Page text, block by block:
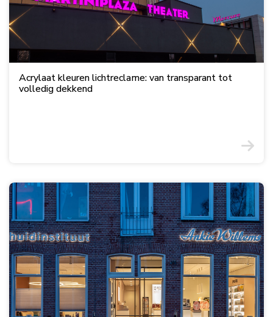
Acrylaat kleuren lichtreclame: van transparant tot
volledig dekkend